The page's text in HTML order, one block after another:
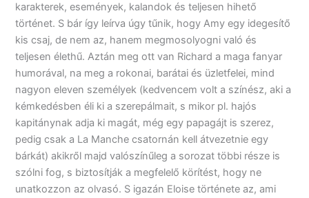
karakterek, események, kalandok és teljesen hihető
történet. S bár így leírva úgy tűnik, hogy Amy egy idegesítő
kis csaj, de nem az, hanem megmosolyogni való és
teljesen élethű. Aztán meg ott van Richard a maga fanyar
humorával, na meg a rokonai, barátai és üzletfelei, mind
nagyon eleven személyek (kedvencem volt a színész, aki a
kémkedésben éli ki a szerepálmait, s mikor pl. hajós
kapitánynak adja ki magát, még egy papagájt is szerez,
pedig csak a La Manche csatornán kell átvezetnie egy
bárkát) akikről majd valószínűleg a sorozat többi része is
szólni fog, s biztosítják a megfelelő körítést, hogy ne
unatkozzon az olvasó. S igazán Eloise története az, ami